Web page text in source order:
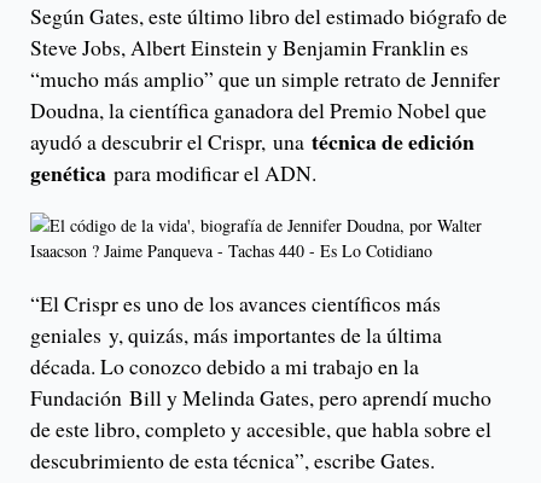
Según Gates, este último libro del estimado biógrafo de
Steve Jobs, Albert Einstein y Benjamin Franklin es
“mucho más amplio” que un simple retrato de Jennifer
Doudna, la científica ganadora del Premio Nobel que
ayudó a descubrir el Crispr, una técnica de edición
genética para modificar el ADN.
“El Crispr es uno de los avances científicos más
geniales y, quizás, más importantes de la última
década. Lo conozco debido a mi trabajo en la
Fundación Bill y Melinda Gates, pero aprendí mucho
de este libro, completo y accesible, que habla sobre el
descubrimiento de esta técnica”, escribe Gates.